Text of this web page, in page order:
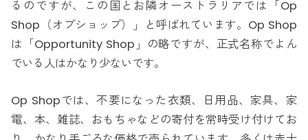
るのですが、この国とお隣オーストラリアでは「Op
Shop（オプショップ）」と呼ばれています。Op Shop
は「Opportunity Shop」の略ですが、正式名称でよん
でいる人はかなり少ないです。
Op Shopでは、不要になった衣類、日用品、家具、家
電、本、雑誌、おもちゃなどの寄付を常時受け付けてお